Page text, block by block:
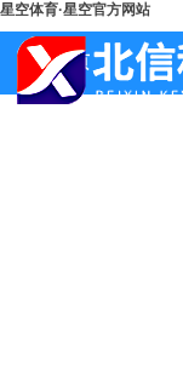
星空体育·星空官方网站
首页